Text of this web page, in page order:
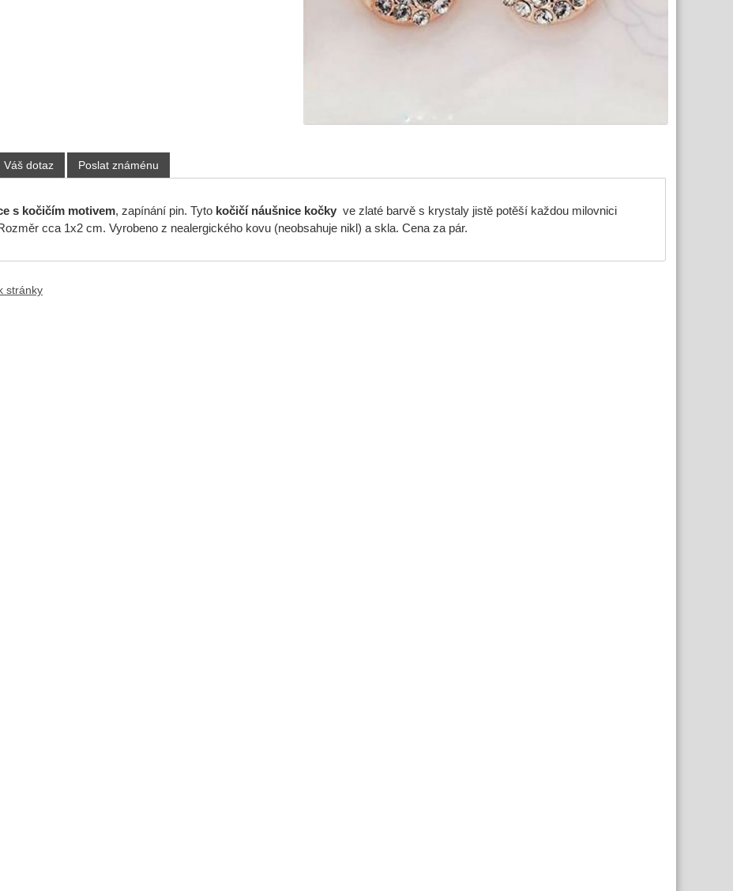
Váš dotaz Poslat známénu
s kočičím motivem, zapínání pin. Tyto kočičí náušnice kočkyve zlaté barvě s krystalyjistě potěší každou milovnici
cca 1x2 cm. Vyrobeno z nealergického kovu (neobsahuje nikl) a skla. Cena za pár.
stránky